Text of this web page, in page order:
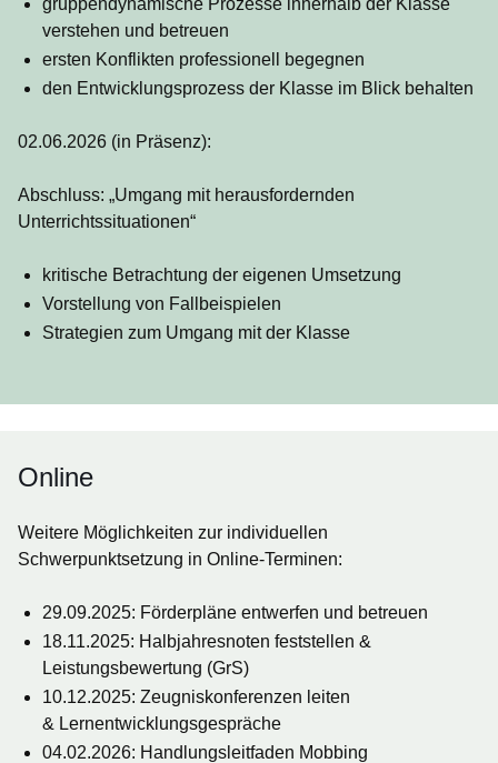
gruppendynamische Prozesse innerhalb der Klasse
verstehen und betreuen
ersten Konflikten professionell begegnen
den Entwicklungsprozess der Klasse im Blick behalten
02.06.2026 (in Präsenz):
Abschluss: „Umgang mit herausfordernden
Unterrichtssituationen“
kritische Betrachtung der eigenen Umsetzung
Vorstellung von Fallbeispielen
Strategien zum Umgang mit der Klasse
Online
Weitere Möglichkeiten zur individuellen
Schwerpunktsetzung in Online-Terminen:
29.09.2025: Förderpläne entwerfen und betreuen
18.11.2025: Halbjahresnoten feststellen &
Leistungsbewertung (GrS)
10.12.2025: Zeugniskonferenzen leiten
& Lernentwicklungsgespräche
04.02.2026: Handlungsleitfaden Mobbing